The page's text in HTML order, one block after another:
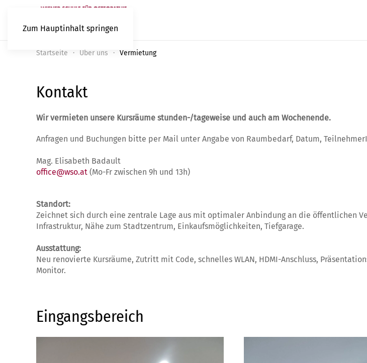
Zum Hauptinhalt springen
Startseite Über uns Vermietung
Kontakt
Wir vermieten unsere Kursräume stunden-/tageweise und auch am Wochenende.
Anfragen und Buchungen bitte per Mail unter Angabe von Raumbedarf, Datum,
Mag. Elisabeth Badault
office@wso.at (Mo-Fr zwischen 9h und 13h)
Standort:
Zeichnet sich durch eine zentrale Lage aus mit optimaler Anbindung an die öffentlichen
Infrastruktur, Nähe zum Stadtzentrum, Einkaufsmöglichkeiten, Tiefgarage.
Ausstattung:
Neu renovierte Kursräume, Zutritt mit Code, schnelles WLAN, HDMI-Anschluss,
Monitor.
Eingangsbereich